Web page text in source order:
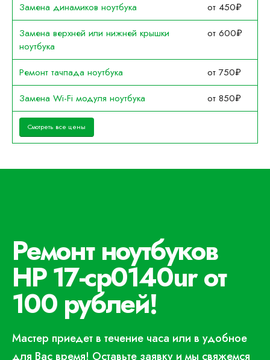
Замена динамиков ноутбука
от 450₽
Замена верхней или нижней крышки
ноутбука
от 600₽
Ремонт тачпада ноутбука
от 750₽
Замена Wi-Fi модуля ноутбука
от 850₽
Смотреть все цены
Ремонт ноутбуков
HP 17-cp0140ur от
100 рублей!
Мастер приедет в течение часа или в удобное
для Вас время! Оставьте заявку и мы свяжемся